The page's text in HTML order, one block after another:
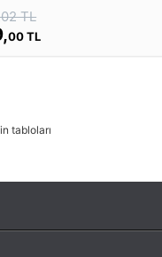
TL
00 TL
tabloları